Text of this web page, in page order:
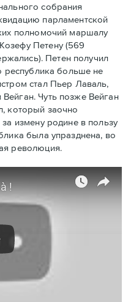
собрания
парламентской
полномочий маршалу
Петену (569
Петен получил
республика больше не
стал Пьер Лаваль,
Чуть позже Вейган
который заочно
измену родине в пользу
была упразднена, во
революция.